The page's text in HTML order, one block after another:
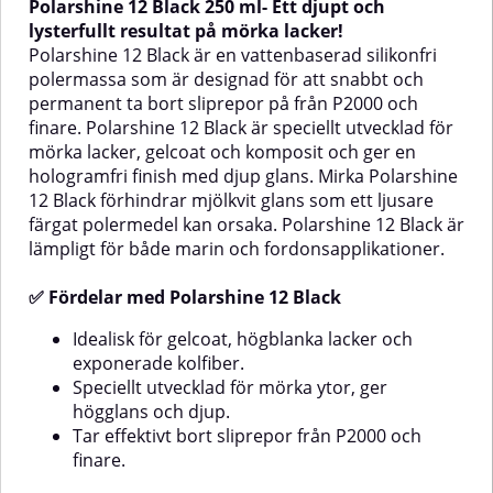
särskilt utformad för att ta bort
virvelmärken, hologram och fina
sliprepor från både färger och
klarlacker. Polarshine 5 fungerar
dessutom utmärkt för blandning
av gammalt och nytt färgarbete,
vilket gör den till ett mångsidigt
verktyg för både professionella
lackerare och entusiaster som vill
ha en perfekt yta.Som sista steg i
poleringsprocessen är Polarshine
5 det optimala valet. Den
används ofta efter grövre
polermedel som Polarshine 15, 12
eller 10 för att uppnå en ännu
högre glansnivå och en
sticker ut.✅ Fördelar med Mirka
Polarshine 5Tar effektivt bort
virvelmärken och fina
slipreporGer en imponerande
högblank ytaSilikonfri och
vattenburen – säkrare och mer
miljövänligPerfekt som sista steg i
och professionellt
resultat.Eftersom Polarshine 12
fungerar som en enstegspolish,
minskar den arbetstiden
betydligt utan att kompromissa
med glans eller
ytfinish.Produkten är utvecklad
för användning på alla typer av
klarlacker och topcoats, inklusive
moderna 2K-lacker.✅ Fördelar
och egenskaperSnabb och
effektiv enstegspoleringTar bort
sliprepor från P2000 eller
finareVattenbaserad och
silikonfriGer en högglansig,
spegelblank finishPassar alla
klarlackerEnkel att använda och
avAnvändningsområdeAnvänd
Mirka Polarshine 12 för polering
av:Bilar och andra fordonAlla
typer av klarlacker,
Polarshine 12 Black 250 ml- Ett djupt och
lysterfullt resultat på mörka lacker!
Polarshine 12 Black är en vattenbaserad silikonfri
polermassa som är designad för att snabbt och
permanent ta bort sliprepor på från P2000 och
finare. Polarshine 12 Black är speciellt utvecklad för
mörka lacker, gelcoat och komposit och ger en
hologramfri finish med djup glans. Mirka Polarshine
12 Blackförhindrar mjölkvit glans som ett ljusare
färgat polermedel kan orsaka. Polarshine 12 Black är
lämpligt för både marin och fordonsapplikationer.
✅ Fördelar med Polarshine 12 Black
Idealisk för gelcoat, högblanka lacker och
exponerade kolfiber.
Speciellt utvecklad för mörka ytor, ger
högglans och djup.
Tar effektivt bort sliprepor från P2000 och
finare.